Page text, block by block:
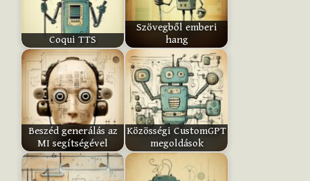
e
m
:
Submit
Rating
Coqui TTS
Szövegből emberi
hang
Beszéd generálás az
MI segítségével
Közösségi CustomGPT
megoldások